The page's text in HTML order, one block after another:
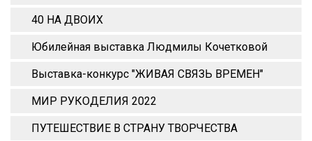
40 НА ДВОИХ
Юбилейная выставка Людмилы Кочетковой
Выставка-конкурс "ЖИВАЯ СВЯЗЬ ВРЕМЕН"
МИР РУКОДЕЛИЯ 2022
ПУТЕШЕСТВИЕ В СТРАНУ ТВОРЧЕСТВА